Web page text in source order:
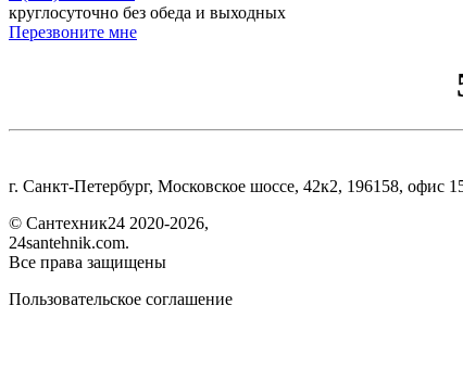
круглосуточно без обеда и выходных
Перезвоните мне
г. Санкт-Петербург, Московское шоссе, 42к2, 196158, офис
© Сантехник24 2020-2026,
24santehnik.com.
Все права защищены
Пользовательское соглашение